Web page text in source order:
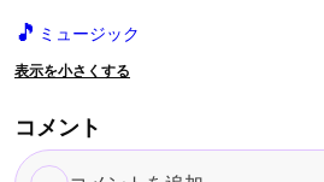
🎵 ミュージック
表示を小さくする
コメント